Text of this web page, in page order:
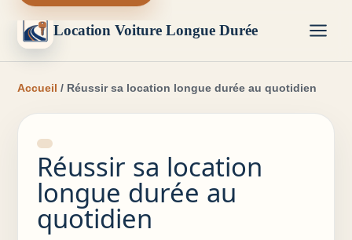
Location Voiture Longue Durée
Accueil / Réussir sa location longue durée au quotidien
Réussir sa location
longue durée au
quotidien